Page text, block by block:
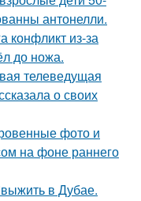
антонелли.
конфликт из-за
до ножа.
телеведущая
о своих
фото и
на фоне раннего
в Дубае.